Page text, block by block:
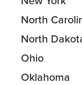
North
North
Ohio
Oklahoma